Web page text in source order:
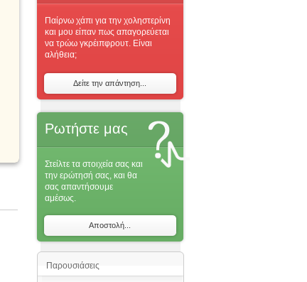
Παίρνω χάπι για την χοληστερίνη
και μου είπαν πως απαγορεύεται
να τρώω γκρέιπφρουτ. Είναι
αλήθεια;
Δείτε την απάντηση...
Ρωτήστε μας
Στείλτε τα στοιχεία σας και
την ερώτησή σας, και θα
σας απαντήσoυμε
αμέσως.
Αποστολή...
Παρουσιάσεις